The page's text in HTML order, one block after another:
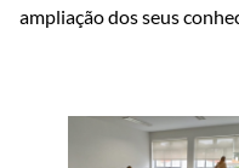
ampliação dos seus